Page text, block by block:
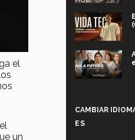
el
un
CAMBIAR
ES